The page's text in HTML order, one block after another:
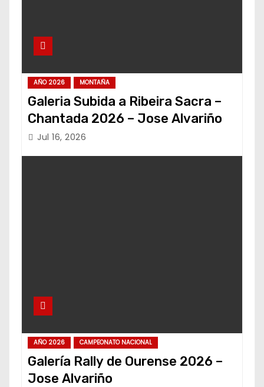
AÑO 2026 MONTAÑA
Galeria Subida a Ribeira Sacra –
Chantada 2026 – Jose Alvariño
Jul 16, 2026
AÑO 2026 CAMPEONATO NACIONAL
Galería Rally de Ourense 2026 –
Jose Alvariño